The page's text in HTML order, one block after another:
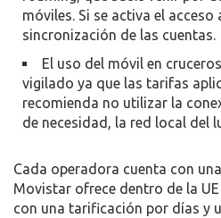
móviles. Si se activa el
sincronización de las cuentas.
El uso del móvil en
vigilado ya que las tarifas
recomienda no utilizar la
de necesidad, la red local del
Cada operadora cuenta con
Movistar ofrece dentro de la
con una tarificación por días y